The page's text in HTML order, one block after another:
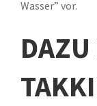
Wasser” vor.